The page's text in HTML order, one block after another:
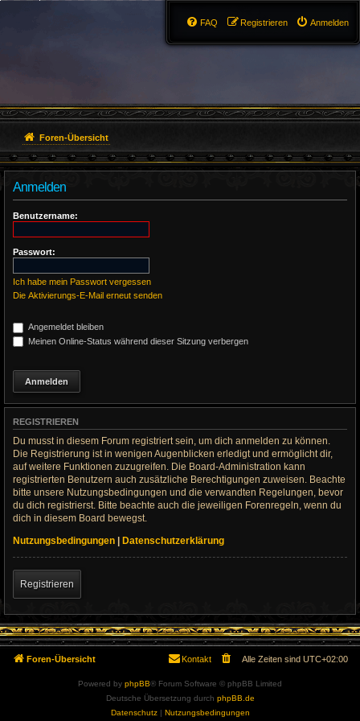
Anmelden
Registrieren
FAQ
Foren-Übersicht
Anmelden
Benutzername:
Passwort:
Ich habe mein Passwort vergessen
Die Aktivierungs-E-Mail erneut senden
Angemeldet bleiben
Meinen Online-Status während dieser Sitzung verbergen
REGISTRIEREN
Du musst in diesem Forum registriert sein, um dich anmelden zu können.
Die Registrierung ist in wenigen Augenblicken erledigt und ermöglicht dir,
auf weitere Funktionen zuzugreifen. Die Board-Administration kann
registrierten Benutzern auch zusätzliche Berechtigungen zuweisen. Beachte
bitte unsere Nutzungsbedingungen und die verwandten Regelungen, bevor
du dich registrierst. Bitte beachte auch die jeweiligen Forenregeln, wenn du
dich in diesem Board bewegst.
Nutzungsbedingungen | Datenschutzerklärung
Registrieren
Foren-Übersicht Alle Zeiten sind UTC+02:00
Kontakt
Powered by phpBB® Forum Software © phpBB Limited
Deutsche Übersetzung durch phpBB.de
Datenschutz| Nutzungsbedingungen